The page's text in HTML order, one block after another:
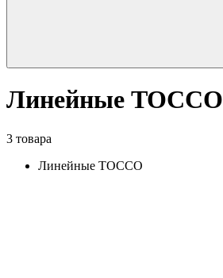
Линейные TOCCO
3 товара
Линейные TOCCO